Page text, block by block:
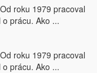
roku 1979 pracoval
prácu. Ako ...
roku 1979 pracoval
prácu. Ako ...